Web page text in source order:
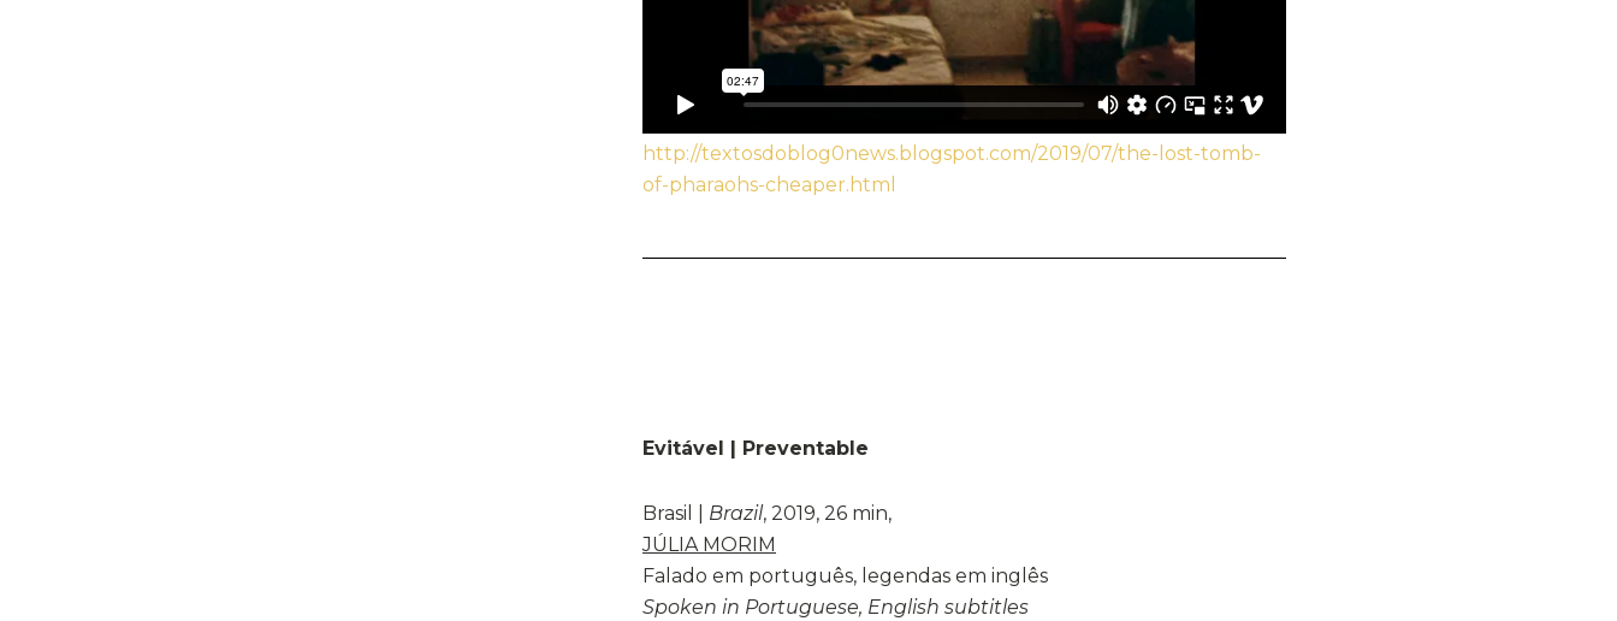
http://textosdoblog0news.blogspot.com/2019/07/the-lost-tomb-
of-pharaohs-cheaper.html
Evitável | Preventable
Brasil | Brazil, 2019, 26 min,
JÚLIA MORIM
Falado em português, legendas em inglês
Spoken in Portuguese, English subtitles